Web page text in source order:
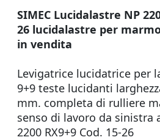
SIMEC Lucidalastre NP
26 lucidalastre per
in vendita
Levigatrice lucidatrice per
9+9 teste lucidanti
mm. completa di rulliere
senso di lavoro da sinistra
2200 RX9+9 Cod. 15-26